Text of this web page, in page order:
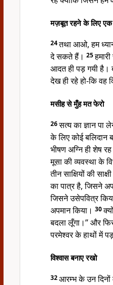
मज़बूत रहने के लिए एक
24तथा आओ, हम
दे सकते हैं। 25
आदत ही पड़ गयी है।
देख ही रहे हो-कि वह
मसीह से मुँह मत फेरो
26सत्य का ज्ञान पा
के लिए कोई बलिदान
भीषण अग्नि ही शेष
मूसा की व्यवस्था के
तीन साक्षियों की
का पात्र है, जिसने
जिसने उसेपवित्र
अपमान किया। 30
बदला लूँगा।”और
परमेश्वर के हाथों में
विश्वास बनाए रखो
32आरम्भ के उन